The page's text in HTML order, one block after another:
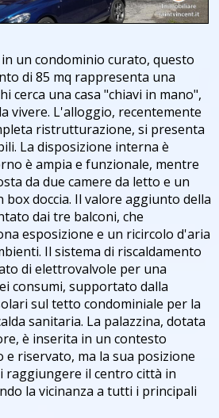
un condominio curato, questo
di 85 mq rappresenta una
cerca una casa "chiavi in mano",
vivere. L'alloggio, recentemente
ristrutturazione, si presenta
La disposizione interna è
è ampia e funzionale, mentre
da due camere da letto e un
doccia. Il valore aggiunto della
dai tre balconi, che
esposizione e un ricircolo d'aria
Il sistema di riscaldamento
di elettrovalvole per una
consumi, supportato dalla
sul tetto condominiale per la
sanitaria. La palazzina, dotata
è inserita in un contesto
riservato, ma la sua posizione
raggiungere il centro città in
la vicinanza a tutti i principali